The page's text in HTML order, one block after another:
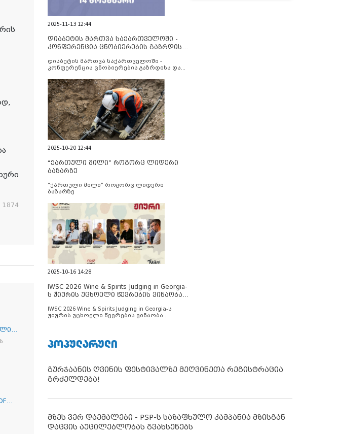
1874
2025-11-13 12:44
დიაბეტის მართვა საქართველოში -
კონფერენცია ცნობიერების გაზრდისა
დიაბეტის მართვა საქართველოში -
კონფერენცია ცნობიერების გაზრდისა და
2025-10-20 12:44
“ქართული მილი” როგორც ლიდერი
ბაზარზე
“ქართული მილი” როგორც ლიდერი
ბაზარზე
2025-10-16 14:28
IWSC 2026 Wine & Spirits Judging in Georgia-
ს ჟიურის უცხოელი წევრების ვინაობა
IWSC 2026 Wine & Spirits Judging in Georgia-ს
ჟიურის უცხოელი წევრების ვინაობა
ᲞᲝᲞᲣᲚᲐᲠᲣᲚᲘ
გურჯაანის ღვინის ფესტივალზე მეღვინეთა რეგისტრაცია
გრძელდება!
მზეს ვერ დაემალები - PSP-ს საზაფხულო კამპანია მზისგან
დაცვის აუცილებლობას გვახსენებს